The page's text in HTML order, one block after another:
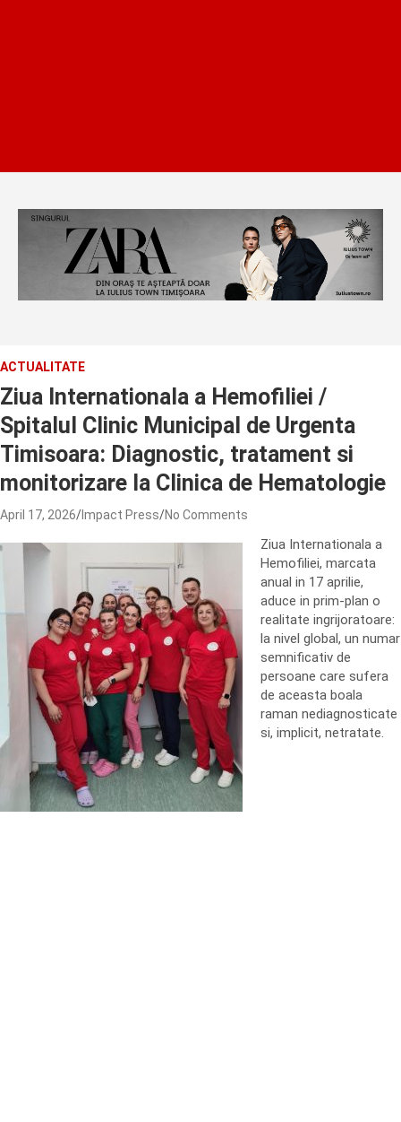
ACTUALITATE
Ziua Internationala a Hemofiliei /
Spitalul Clinic Municipal de Urgenta
Timisoara: Diagnostic, tratament si
monitorizare la Clinica de Hematologie
April 17, 2026 Impact Press No Comments
Ziua Internationala a
Hemofiliei, marcata
anual in 17 aprilie,
aduce in prim-plan o
realitate ingrijoratoare:
la nivel global, un numar
semnificativ de
persoane care sufera
de aceasta boala
raman nediagnosticate
si, implicit, netratate.